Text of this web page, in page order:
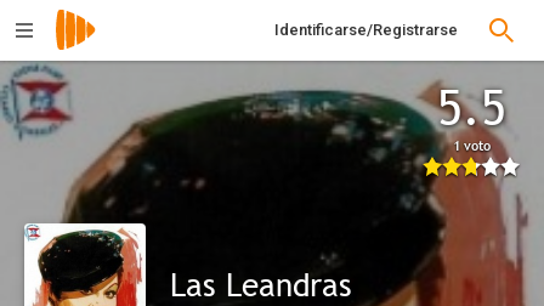
Identificarse/Registrarse
5.5
1 voto
Las Leandras